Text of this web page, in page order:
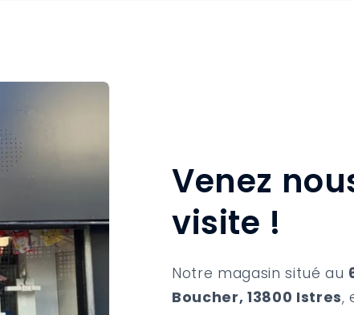
Venez
visite !
Notre magasin situé au
Boucher, 13800 Istres,